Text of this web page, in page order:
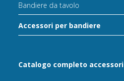
Bandiere da tavolo
Accessori per bandiere
Catalogo completo accessori